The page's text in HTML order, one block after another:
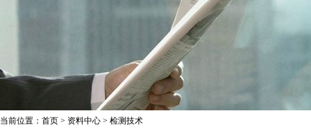
当前位置： 首页 > 资料中心 > 检测技术